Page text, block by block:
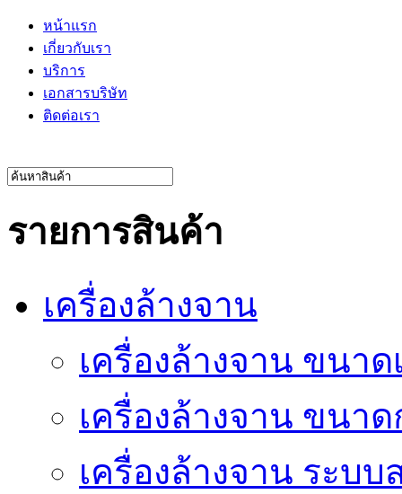
หน้าแรก
เกี่ยวกับเรา
บริการ
เอกสารบริษัท
ติดต่อเรา
รายการสินค้า
เครื่องล้างจาน
เครื่องล้างจาน ขนาด
เครื่องล้างจาน ขนาด
เครื่องล้างจาน ระบ